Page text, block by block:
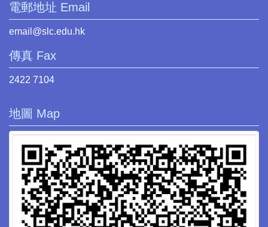
電郵地址 Email
email@slc.edu.hk
傳真 Fax
2422 7104
地圖 Map